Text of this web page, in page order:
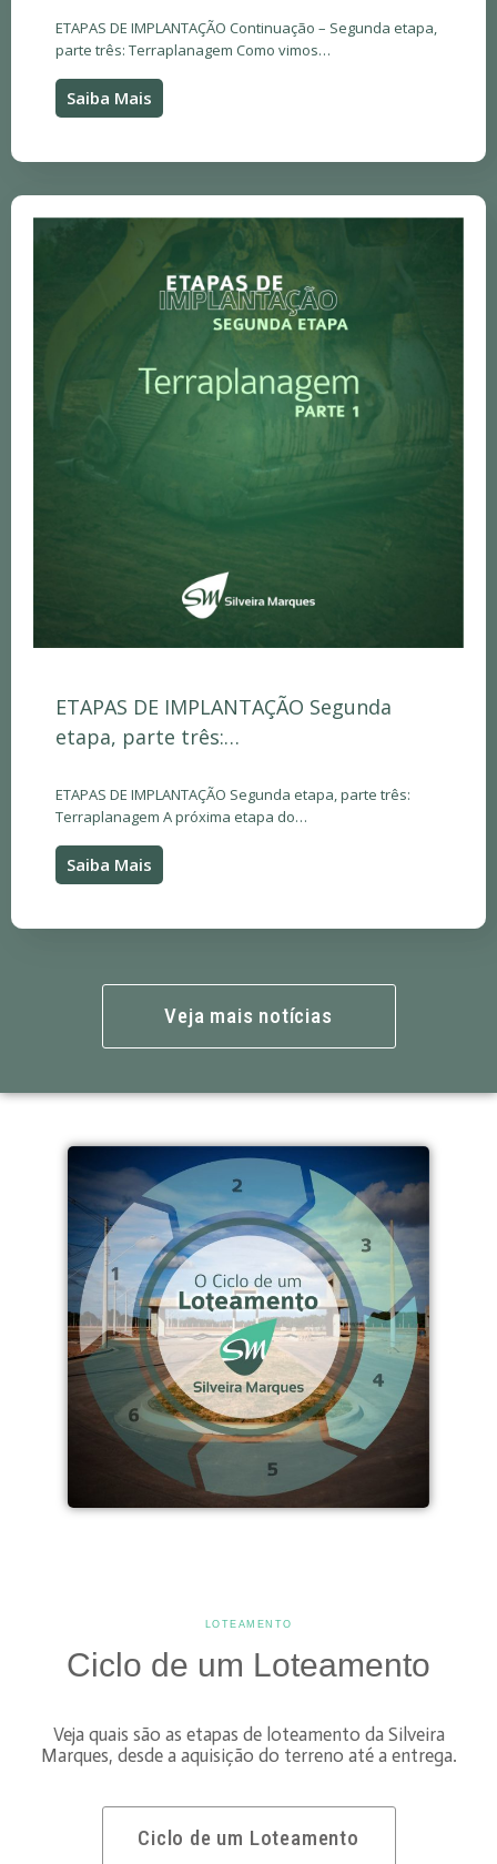
ETAPAS DE IMPLANTAÇÃO Continuação – Segunda etapa,
parte três: Terraplanagem Como vimos…
Saiba Mais
ETAPAS DE IMPLANTAÇÃO Segunda
etapa, parte três:…
ETAPAS DE IMPLANTAÇÃO Segunda etapa, parte três:
Terraplanagem A próxima etapa do…
Saiba Mais
Veja mais notícias
LOTEAMENTO
Ciclo de um Loteamento
Veja quais são as etapas de loteamento da Silveira
Marques, desde a aquisição do terreno até a entrega.
Ciclo de um Loteamento